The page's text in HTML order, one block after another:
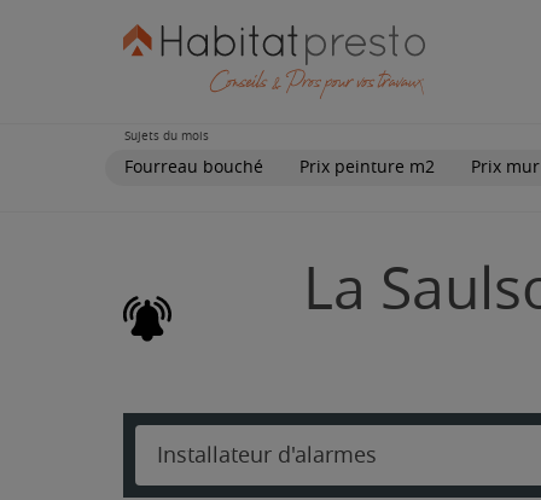
Sujets du mois
Fourreau bouché Prix peinture m2 Prix
La
Installateur d'alarmes